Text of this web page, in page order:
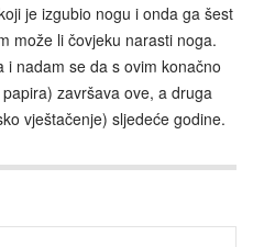
je izgubio nogu i onda ga šest
može li čovjeku narasti noga.
i nadam se da s ovim konačno
završava ove, a druga
vještačenje) sljedeće godine.